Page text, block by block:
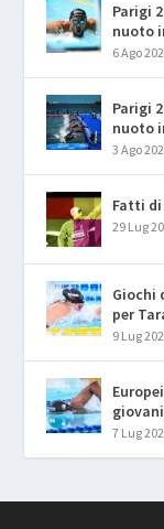
Parigi
nuoto
6 Ago
Parigi
nuoto
3 Ago
Fatti
29 Lug
Giochi
per
9 Lug
7 Lug